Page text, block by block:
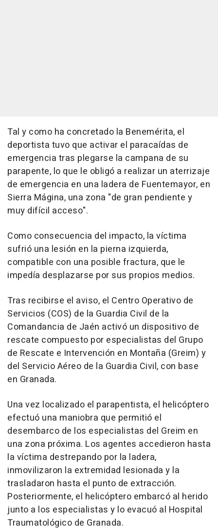
Tal y como ha concretado la Benemérita, el
deportista tuvo que activar el paracaídas de
emergencia tras plegarse la campana de su
parapente, lo que le obligó a realizar un aterrizaje
de emergencia en una ladera de Fuentemayor, en
Sierra Mágina, una zona "de gran pendiente y
muy difícil acceso".
Como consecuencia del impacto, la víctima
sufrió una lesión en la pierna izquierda,
compatible con una posible fractura, que le
impedía desplazarse por sus propios medios.
Tras recibirse el aviso, el Centro Operativo de
Servicios (COS) de la Guardia Civil de la
Comandancia de Jaén activó un dispositivo de
rescate compuesto por especialistas del Grupo
de Rescate e Intervención en Montaña (Greim) y
del Servicio Aéreo de la Guardia Civil, con base
en Granada.
Una vez localizado el parapentista, el helicóptero
efectuó una maniobra que permitió el
desembarco de los especialistas del Greim en
una zona próxima. Los agentes accedieron hasta
la víctima destrepando por la ladera,
inmovilizaron la extremidad lesionada y la
trasladaron hasta el punto de extracción.
Posteriormente, el helicóptero embarcó al herido
junto a los especialistas y lo evacuó al Hospital
Traumatológico de Granada.